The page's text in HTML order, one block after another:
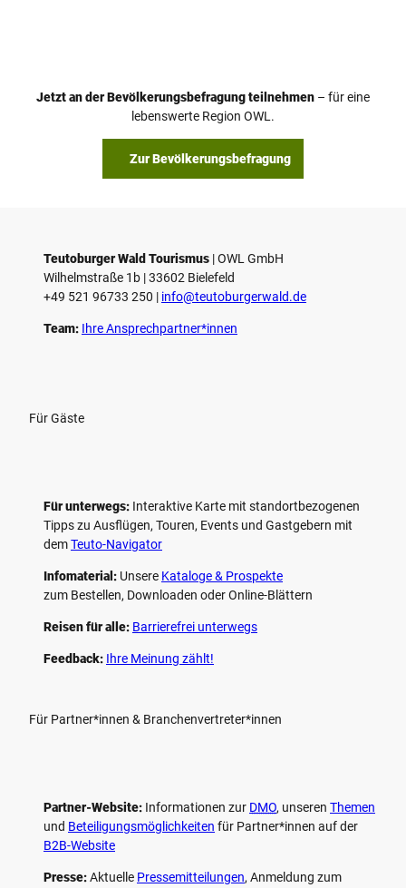
Jetzt an der Bevölkerungsbefragung teilnehmen– für eine
lebenswerte Region OWL.
Zur Bevölkerungsbefragung
Teutoburger Wald Tourismus | ­OWL GmbH
Wilhelmstraße 1b | ­33602 Bielefeld
+49 521 96733 250 | ­info@teutoburgerwald.de
Team: Ihre Ansprechpartner*innen
Für Gäste
Für unterwegs: Interaktive Karte mit standort­bezogenen
Tipps zu Ausflügen, Touren, Events und Gastgebern mit
demTeuto-Navigator
Infomaterial: Unsere Kataloge & Prospekte
zum Bestellen, Downloaden oder Online-Blättern
Reisen für alle: Barrierefrei unterwegs
Feedback: Ihre Meinung zählt!
Für Partner*innen & Branchenvertreter*innen
Partner-Website: Informationen zur DMO, unseren ­ Themen
und Beteiligungs­möglichkeiten für Partner*innen auf der
B2B-Website
Presse:Aktuelle Pressemitteilungen, Anmeldung zum